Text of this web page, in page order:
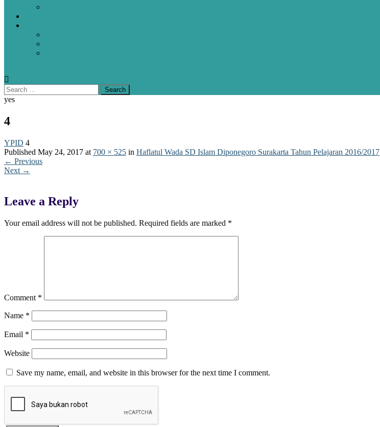
yes
4
YPID 4
Published May 24, 2017 at 700 × 525 in Haflatul Wada SD Islam Diponegoro Surakarta Tahun Pelajaran 2016/2017
← Previous
Next →
Leave a Reply
Your email address will not be published. Required fields are marked *
Comment *
Name *
Email *
Website
Save my name, email, and website in this browser for the next time I comment.